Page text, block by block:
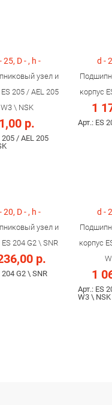
25, D - , h -
узел и
205 / AEL 205
W3 \ NSK
1,00 р.
205 / AEL 205
d -
корпус
1
Арт.: ES
20, D - , h -
узел и
ES 204 G2 \ SNR
р.
204 G2 \ SNR
d -
корпус
1
Арт.: ES
W3 \ NSK